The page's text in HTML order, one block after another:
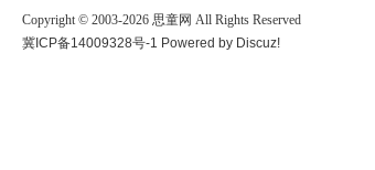
Copyright © 2003-2026 思童网 All Rights Reserved
冀ICP备14009328号-1 Powered by Discuz!